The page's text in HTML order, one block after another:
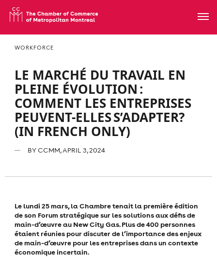
WORKFORCE
LE MARCHÉ DU TRAVAIL EN
PLEINE ÉVOLUTION :
COMMENT LES ENTREPRISES
PEUVENT-ELLES S’ADAPTER?
(IN FRENCH ONLY)
BY CCMM, APRIL 3, 2024
Le lundi 25 mars, la Chambre tenait la première édition
de son Forum stratégique sur les solutions aux défis de
main-d’œuvre au New City Gas. Plus de 400 personnes
étaient réunies pour discuter de l’importance des enjeux
de main-d’œuvre pour les entreprises dans un contexte
économique incertain.